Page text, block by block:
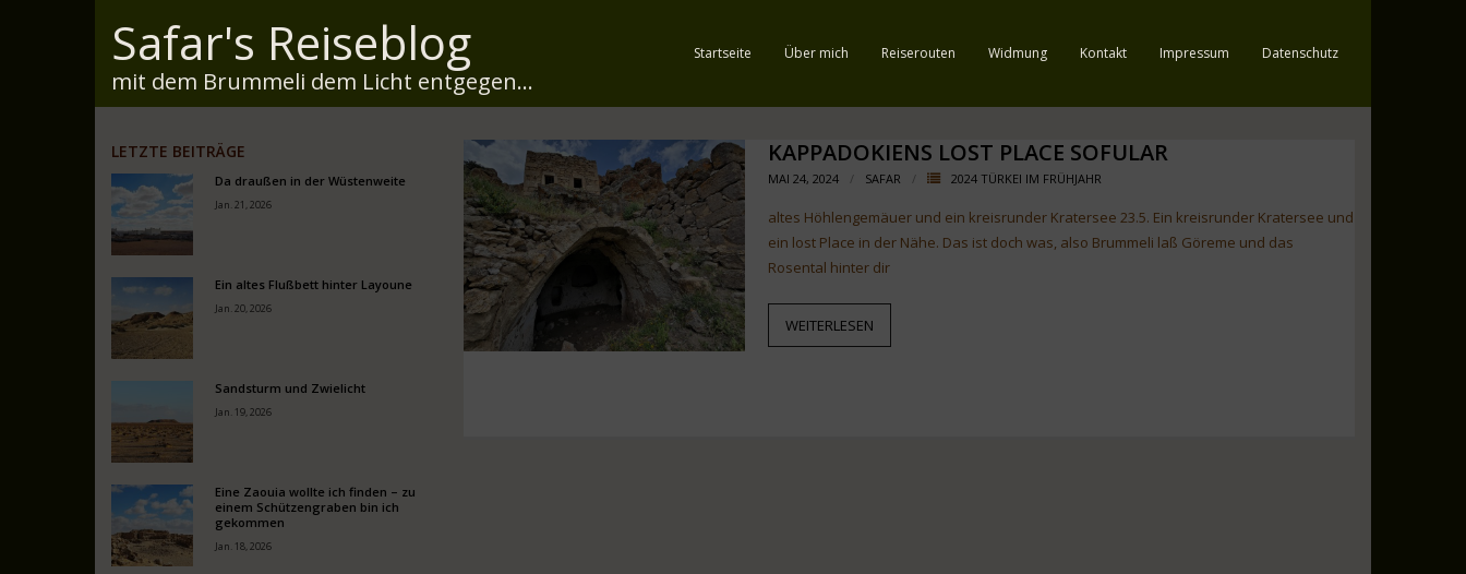
Safar's Reiseblog
mit dem Brummeli dem Licht entgegen...
Startseite Über mich Reiserouten Widmung Kontakt Impressum Datenschutz
KAPPADOKIENS LOST PLACE SOFULAR
MAI 24, 2024 SAFAR 2024 TÜRKEI IM FRÜHJAHR
altes Höhlengemäuer und ein kreisrunder Kratersee 23.5. Ein kreisrunder Kratersee und
ein lost Place in der Nähe. Das ist doch was, also Brummeli laß Göreme und das
Rosental hinter dir
WEITERLESEN
LETZTE BEITRÄGE
Da draußen in der Wüstenweite
Jan. 21, 2026
Ein altes Flußbett hinter Layoune
Jan. 20, 2026
Sandsturm und Zwielicht
Jan. 19, 2026
Eine Zaouia wollte ich finden – zu
einem Schützengraben bin ich
gekommen
Jan. 18, 2026